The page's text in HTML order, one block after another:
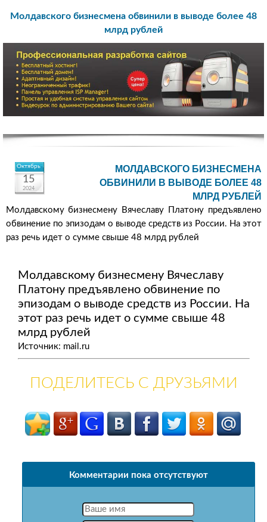
Молдавского бизнесмена обвинили в выводе более 48
млрд рублей
Октябрь
15
2024
МОЛДАВСКОГО БИЗНЕСМЕНА
ОБВИНИЛИ В ВЫВОДЕ БОЛЕЕ 48
МЛРД РУБЛЕЙ
Молдавскому бизнесмену Вячеславу Платону предъявлено
обвинение по эпизодам о выводе средств из России. На этот
раз речь идет о сумме свыше 48 млрд рублей
Молдавскому бизнесмену Вячеславу
Платону предъявлено обвинение по
эпизодам о выводе средств из России. На
этот раз речь идет о сумме свыше 48
млрд рублей
Источник: mail.ru
ПОДЕЛИТЕСЬ С ДРУЗЬЯМИ
Комментарии пока отсутствуют